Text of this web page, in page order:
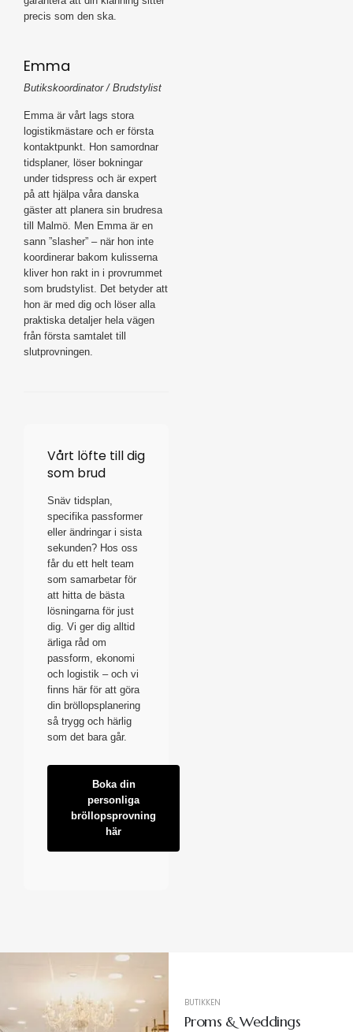
precis som den ska.
Emma
Butikskoordinator / Brudstylist
Emma är vårt lags stora
logistikmästare och er första
kontaktpunkt. Hon samordnar
tidsplaner, löser bokningar
under tidspress och är expert
på att hjälpa våra danska
gäster att planera sin brudresa
till Malmö. Men Emma är en
sann ”slasher” – när hon inte
koordinerar bakom kulisserna
kliver hon rakt in i provrummet
som brudstylist. Det betyder att
hon är med dig och löser alla
praktiska detaljer hela vägen
från första samtalet till
slutprovningen.
Vårt löfte till dig
som brud
Snäv tidsplan,
specifika passformer
eller ändringar i sista
sekunden? Hos oss
får du ett helt team
som samarbetar för
att hitta de bästa
lösningarna för just
dig. Vi ger dig alltid
ärliga råd om
passform, ekonomi
och logistik – och vi
finns här för att göra
din bröllopsplanering
så trygg och härlig
som det bara går.
Boka din
personliga
bröllopsprovning
här
BUTIKKEN
Proms & Weddings